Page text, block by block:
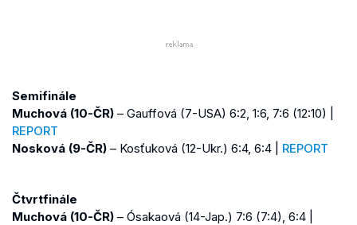
Semifinále
Muchová (10-ČR) – Gauffová (7-USA) 6:2, 1:6, 7:6 (12:10) |
REPORT
Nosková (9-ČR) – Kosťuková (12-Ukr.) 6:4, 6:4 | REPORT
Čtvrtfinále
Muchová (10-ČR) – Ósakaová (14-Jap.) 7:6 (7:4), 6:4 |